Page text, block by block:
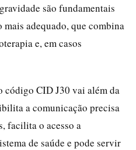
são fundamentais
adequado, que combina
e, em casos
código CID J30 vai além da
a comunicação precisa
facilita o acesso a
de saúde e pode servir